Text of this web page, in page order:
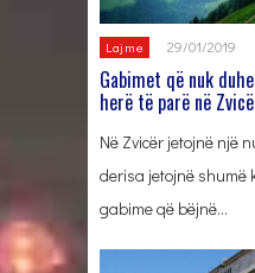
Lajme 29/01/2019
Gabimet që nuk
herë të parë në
Në Zvicër jetojnë një
derisa jetojnë shumë
gabime që bëjnë…